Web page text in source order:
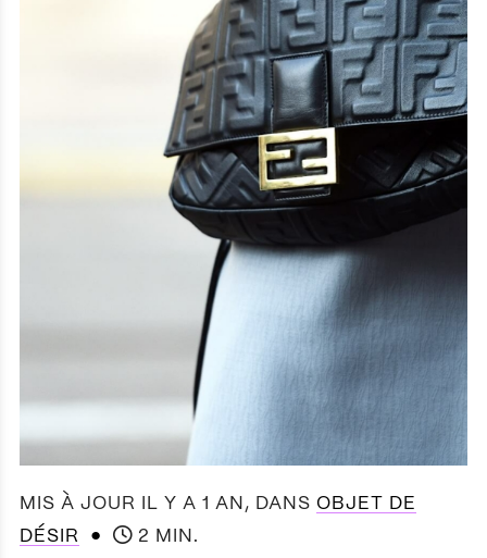
MIS À JOUR IL Y A 1 AN , DANS OBJET DE
DÉSIR
● 2 MIN.